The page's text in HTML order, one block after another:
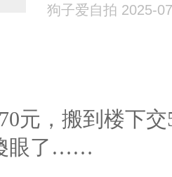
狗子爱自拍 2025-
元，搬到楼下
眼了……